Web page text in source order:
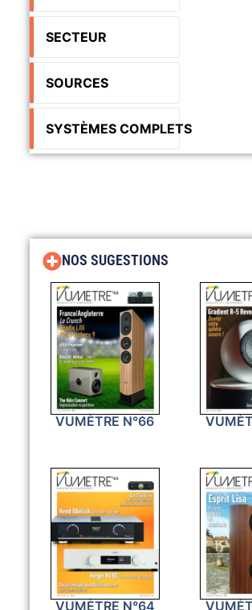
SECTEUR
SOURCES
SYSTÈMES COMPLETS
NOS SUGESTIONS
VUMÈTRE N°66
VUMÈTRE N°64